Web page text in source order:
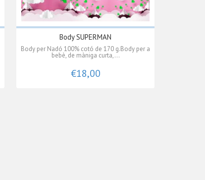
Body SUPERMAN
Body per Nadó 100% cotó de 170 g.Body per a
bebè, de màniga curta,...
€18,00